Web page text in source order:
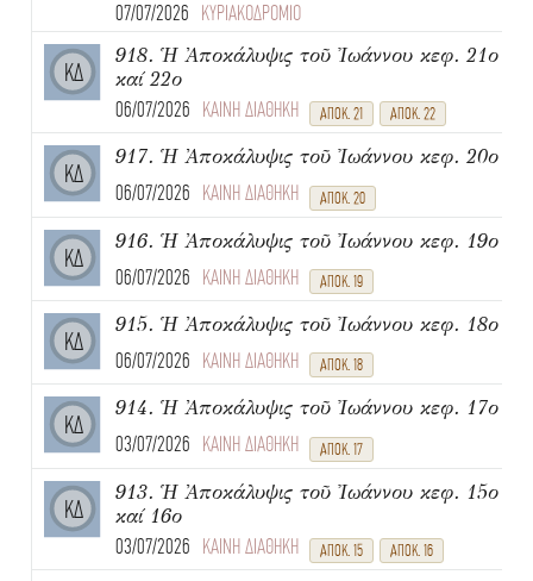
07/07/2026 ΚΥΡΙΑΚΟΔΡΟΜΙΟ
ΚΔ
918. Ἡ Ἀποκάλυψις τοῦ Ἰωάννου κεφ. 21ο
καί 22ο
06/07/2026 ΚΑΙΝΗ ΔΙΑΘΗΚΗ ΑΠΟΚ. 21 ΑΠΟΚ. 22
ΚΔ
917. Ἡ Ἀποκάλυψις τοῦ Ἰωάννου κεφ. 20ο
06/07/2026 ΚΑΙΝΗ ΔΙΑΘΗΚΗ ΑΠΟΚ. 20
ΚΔ
916. Ἡ Ἀποκάλυψις τοῦ Ἰωάννου κεφ. 19ο
06/07/2026 ΚΑΙΝΗ ΔΙΑΘΗΚΗ ΑΠΟΚ. 19
ΚΔ
915. Ἡ Ἀποκάλυψις τοῦ Ἰωάννου κεφ. 18ο
06/07/2026 ΚΑΙΝΗ ΔΙΑΘΗΚΗ ΑΠΟΚ. 18
ΚΔ
914. Ἡ Ἀποκάλυψις τοῦ Ἰωάννου κεφ. 17ο
03/07/2026 ΚΑΙΝΗ ΔΙΑΘΗΚΗ ΑΠΟΚ. 17
ΚΔ
913. Ἡ Ἀποκάλυψις τοῦ Ἰωάννου κεφ. 15ο
καί 16ο
03/07/2026 ΚΑΙΝΗ ΔΙΑΘΗΚΗ ΑΠΟΚ. 15 ΑΠΟΚ. 16